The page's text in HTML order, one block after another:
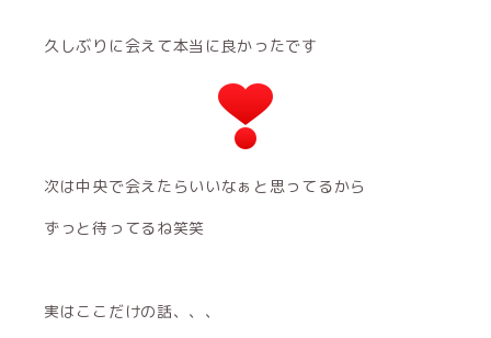
久しぶりに会えて本当に良かったです
次は中央で会えたらいいなぁと思ってるから
ずっと待ってるね笑笑
実はここだけの話、、、